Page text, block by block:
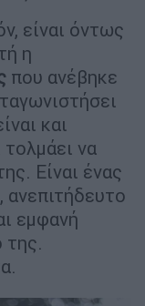
είναι όντως
η
που ανέβηκε
και
να
Είναι ένας
εμφανή
της.